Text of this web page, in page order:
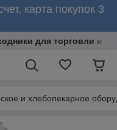
карта покупок 3
для торговли и
и хлебопекарное